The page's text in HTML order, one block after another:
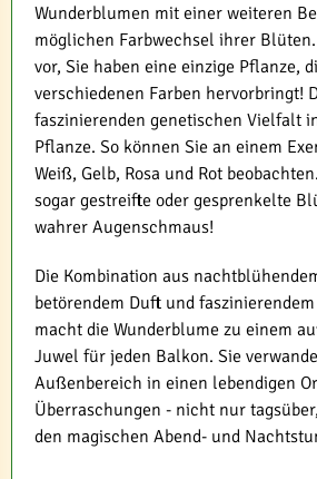
Wunderblumen mit einer weiteren
möglichen Farbwechsel ihrer
vor, Sie haben eine einzige Pflanze,
verschiedenen Farben hervorbringt!
faszinierenden genetischen Vielfalt
Pflanze. So können Sie an einem
Weiß, Gelb, Rosa und Rot
sogar gestreifte oder gesprenkelte
wahrer Augenschmaus!
Die Kombination aus
betörendem Duft und
macht die Wunderblume zu einem
Juwel für jeden Balkon. Sie
Außenbereich in einen lebendigen
Überraschungen - nicht nur
den magischen Abend- und